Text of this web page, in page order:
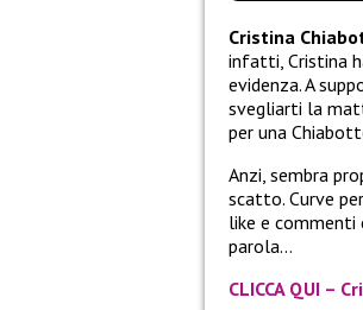
Cristina
infatti, Cristina
evidenza. A
svegliarti la
per una
Anzi, sembra
scatto. Curve
like e commenti
parola…
CLICCA QUI –